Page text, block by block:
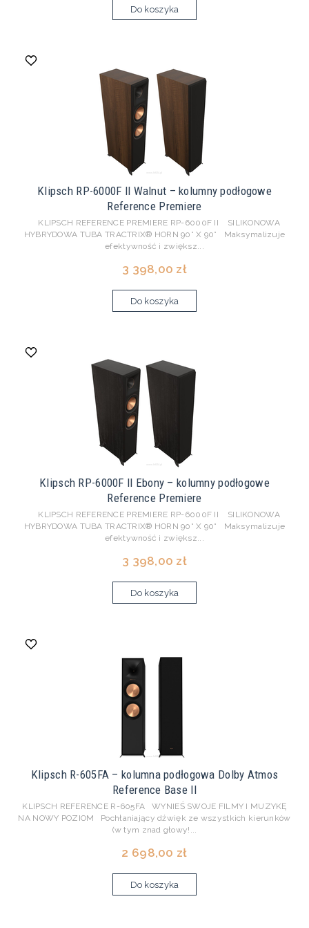
Do koszyka
Klipsch RP-6000F II Walnut – kolumny podłogowe
Reference Premiere
KLIPSCH REFERENCE PREMIERE RP-6000F II SILIKONOWA
HYBRYDOWA TUBA TRACTRIX® HORN 90° X 90° Maksymalizuje
efektywność i zwiększ...
3 398,00 zł
Do koszyka
Klipsch RP-6000F II Ebony – kolumny podłogowe
Reference Premiere
KLIPSCH REFERENCE PREMIERE RP-6000F II SILIKONOWA
HYBRYDOWA TUBA TRACTRIX® HORN 90° X 90° Maksymalizuje
efektywność i zwiększ...
3 398,00 zł
Do koszyka
Klipsch R-605FA – kolumna podłogowa Dolby Atmos
Reference Base II
KLIPSCH REFERENCE R-605FA WYNIEŚ SWOJE FILMY I MUZYKĘ
NA NOWY POZIOM Pochłaniający dźwięk ze wszystkich kierunków
(w tym znad głowy!...
2 698,00 zł
Do koszyka